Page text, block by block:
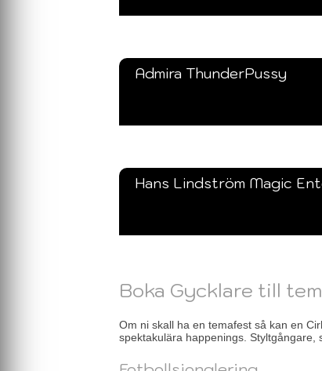
Admira ThunderPussy
Hans Lindström Magic
Boka Gycklare till
Om ni skall ha en temafest så kan en
spektakulära happenings. Styltgångare,